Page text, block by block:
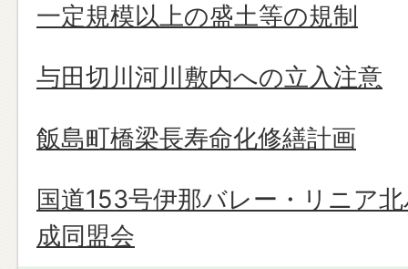
一定規模以上の盛土等の規制
与田切川河川敷内への立入注意
飯島町橋梁長寿命化修繕計画
国道153号伊那バレー・リニア
成同盟会